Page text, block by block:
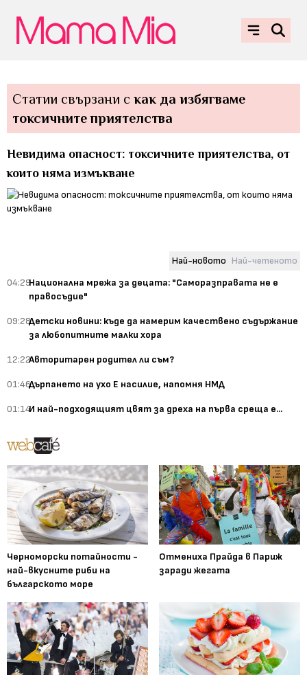
Статии свързани с как да избягваме
токсичните приятелства
Невидима опасност: токсичните приятелства, от
които няма измъкване
Най-новото Най-четеното
04:29Национална мрежа за децата: "Саморазправата не е
правосъдие"
09:28Детски новини: къде да намерим качествено съдържание
за любопитните малки хора
12:22Авторитарен родител ли съм?
01:46Дърпането на ухо Е насилие, напомня НМД
01:14И най-подходящият цвят за дреха на първа среща е...
Черноморски потайности -
най-вкусните риби на
българското море
Отмениха Прайда в Париж
заради жегата